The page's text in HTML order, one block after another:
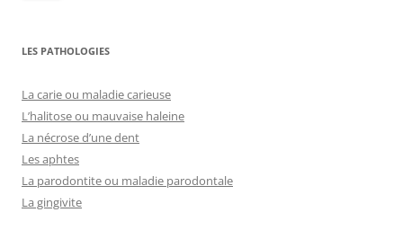
LES PATHOLOGIES
La carie ou maladie carieuse
L’halitose ou mauvaise haleine
La nécrose d’une dent
Les aphtes
La parodontite ou maladie parodontale
La gingivite